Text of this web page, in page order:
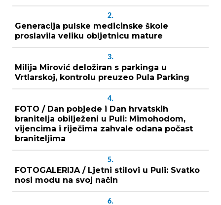
2.
Generacija pulske medicinske škole
proslavila veliku obljetnicu mature
3.
Milija Mirović deložiran s parkinga u
Vrtlarskoj, kontrolu preuzeo Pula Parking
4.
FOTO / Dan pobjede i Dan hrvatskih
branitelja obilježeni u Puli: Mimohodom,
vijencima i riječima zahvale odana počast
braniteljima
5.
FOTOGALERIJA / Ljetni stilovi u Puli: Svatko
nosi modu na svoj način
6.